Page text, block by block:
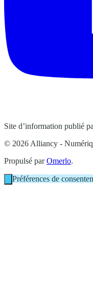
Site d’information publié
© 2026 Alliancy -
Propulsé parOmerlo.
Préférences de